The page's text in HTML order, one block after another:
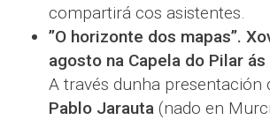
compartirá cos asistentes.
”O horizonte dos mapas”.
agosto na Capela do Pilar ás
A través dunha presentación
Pablo Jarauta (nado en